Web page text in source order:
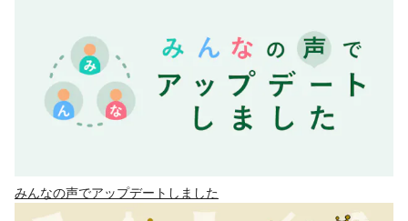
みんなの声でアップデートしました